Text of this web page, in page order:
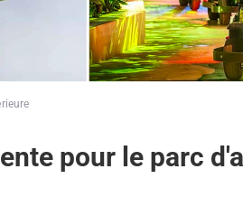
pour le parc